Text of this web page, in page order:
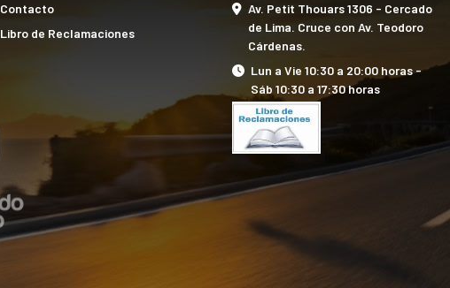
Contacto
Libro de Reclamaciones
Av. Petit Thouars 1306 - Cercado
de Lima. Cruce con Av. Teodoro
Cárdenas.
Lun a Vie 10:30 a 20:00 horas -
Sáb 10:30 a 17:30 horas